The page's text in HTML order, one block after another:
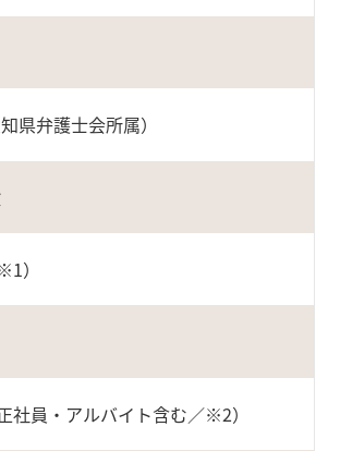
県弁護士会所属）
）
社員・アルバイト含む／※2）